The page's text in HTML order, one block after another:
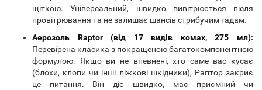
щіткою. Універсальний, швидко вивітрюється після
провітрювання та не залишає шансів стрибучим гадам.
Аерозоль Raptor (від 17 видів комах, 275 мл):
Перевірена класика з покращеною багатокомпонентною
формулою. Якщо ви не впевнені, хто саме вас кусає
(блохи, клопи чи інші ліжкові шкідники), Раптор закриє
це питання. Він діє швидко, має приємний чи